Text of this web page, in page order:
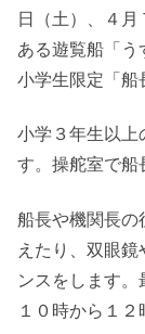
日（土）、４
ある遊覧船「う
小学生限定「船
小学３年生以上
す。操舵室で船
船長や機関長の
えたり、双眼
ンスをします
１０時から１２